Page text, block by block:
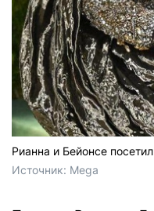
Рианна и Бейонсе
Источник: Mega